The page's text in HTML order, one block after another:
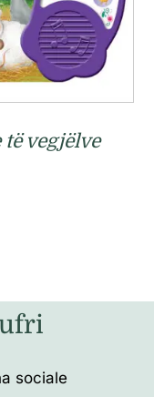
të vegjëlve
sociale